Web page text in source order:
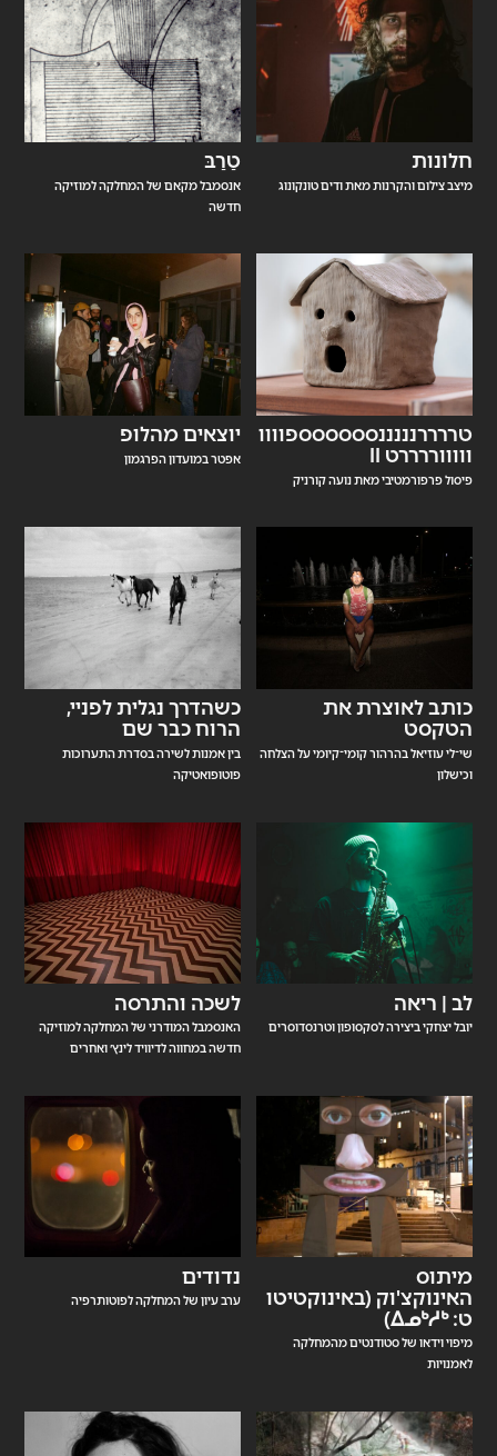
חלונות
מיצב צילום והקרנות מאת ודים טונקונוג
טַרַבּ
אנסמבל מקאם של המחלקה למוזיקה
חדשה
טררררנננננסססססספוווו
וווווררררט II
פיסול פרפורמטיבי מאת נועה קורניק
יוצאים מהלופ
אפטר במועדון הפרגמון
כותב לאוצרת את
הטקסט
שי־לי עוזיאל בהרהור קומי־קיומי על הצלחה
וכישלון
כשהדרך נגלית לפניי,
הרוח כבר שם
בין אמנות לשירה בסדרת התערוכות
פוטופואטיקה
לב | ריאה
יובל יצחקי ביצירה לסקסופון וטרנסדוסרים
לשכה והתרסה
האנסמבל המודרני של המחלקה למוזיקה
חדשה במחווה לדיוויד לינץ׳ ואחרים
מיתוס
האינוקצ'וק (באינוקטיטו
ט: ᐃᓄᒃᓱᒃ)
מיפוי וידאו של סטודנטים מהמחלקה
לאמנויות
נדודים
ערב עיון של המחלקה לפוטותרפיה